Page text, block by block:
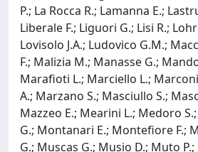
P.; La Rocca R.; Lamanna E.;
Liberale F.; Liguori G.; Lisi R.;
Lovisolo J.A.; Ludovico G.M.;
F.; Malizia M.; Manasse G.;
Marafioti L.; Marciello L.;
A.; Marzano S.; Masciullo S.;
Mazzeo E.; Mearini L.; Medoro
G.; Montanari E.; Montefiore F.;
G.; Muscas G.; Musio D.; Muto